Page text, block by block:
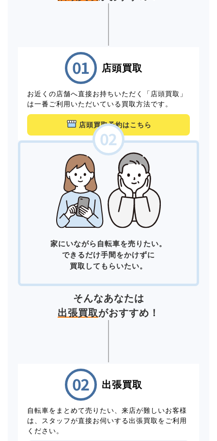
店頭買取
お近くの店舗へ直接お持ちいただく「店頭買取」
は一番ご利用いただいている買取方法です。
店頭買取予約はこちら
家にいながら自転車を売りたい。
できるだけ手間をかけずに
買取してもらいたい。
そんなあなたは
出張買取がおすすめ！
出張買取
自転車をまとめて売りたい、来店が難しいお客様
は、スタッフが直接お伺いする出張買取をご利用
ください。